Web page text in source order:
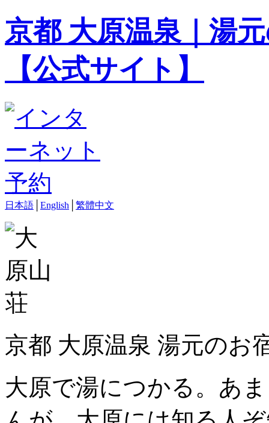
京都 大原温泉｜湯
【公式サイト】
日本語 English 繁體中文
京都 大原温泉 湯元の
大原で湯につかる。あ